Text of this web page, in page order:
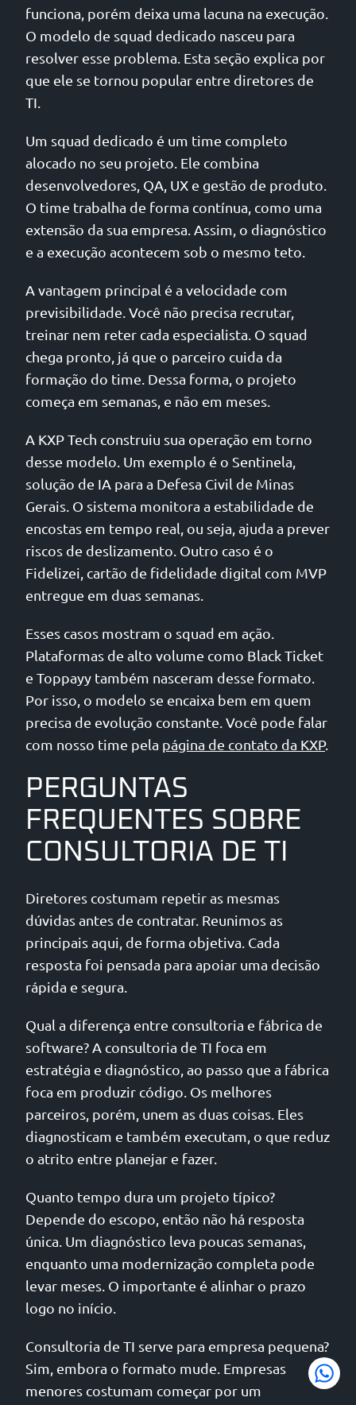
funciona, porém deixa uma lacuna na execução.
O modelo de squad dedicado nasceu para
resolver esse problema. Esta seção explica por
que ele se tornou popular entre diretores de
TI.
Um squad dedicado é um time completo
alocado no seu projeto. Ele combina
desenvolvedores, QA, UX e gestão de produto.
O time trabalha de forma contínua, como uma
extensão da sua empresa. Assim, o diagnóstico
e a execução acontecem sob o mesmo teto.
A vantagem principal é a velocidade com
previsibilidade. Você não precisa recrutar,
treinar nem reter cada especialista. O squad
chega pronto, já que o parceiro cuida da
formação do time. Dessa forma, o projeto
começa em semanas, e não em meses.
A KXP Tech construiu sua operação em torno
desse modelo. Um exemplo é o Sentinela,
solução de IA para a Defesa Civil de Minas
Gerais. O sistema monitora a estabilidade de
encostas em tempo real, ou seja, ajuda a prever
riscos de deslizamento. Outro caso é o
Fidelizei, cartão de fidelidade digital com MVP
entregue em duas semanas.
Esses casos mostram o squad em ação.
Plataformas de alto volume como Black Ticket
e Toppayy também nasceram desse formato.
Por isso, o modelo se encaixa bem em quem
precisa de evolução constante. Você pode falar
com nosso time pela página de contato da KXP.
PERGUNTAS
FREQUENTES SOBRE
CONSULTORIA DE TI
Diretores costumam repetir as mesmas
dúvidas antes de contratar. Reunimos as
principais aqui, de forma objetiva. Cada
resposta foi pensada para apoiar uma decisão
rápida e segura.
Qual a diferença entre consultoria e fábrica de
software? A consultoria de TI foca em
estratégia e diagnóstico, ao passo que a fábrica
foca em produzir código. Os melhores
parceiros, porém, unem as duas coisas. Eles
diagnosticam e também executam, o que reduz
o atrito entre planejar e fazer.
Quanto tempo dura um projeto típico?
Depende do escopo, então não há resposta
única. Um diagnóstico leva poucas semanas,
enquanto uma modernização completa pode
levar meses. O importante é alinhar o prazo
logo no início.
Consultoria de TI serve para empresa pequena?
Sim, embora o formato mude. Empresas
menores costumam começar por um